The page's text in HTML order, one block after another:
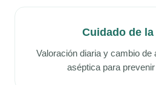
Cuidado de
Valoración diaria y cambio de
aséptica para